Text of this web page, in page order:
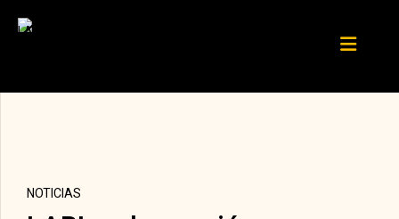
NOTICIAS